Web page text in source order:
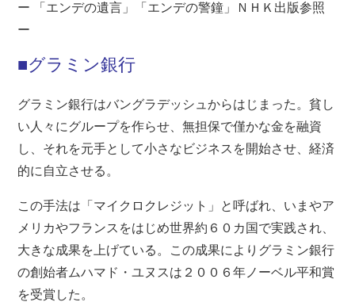
ー 「エンデの遺言」「エンデの警鐘」ＮＨＫ出版参照
ー
■グラミン銀行
グラミン銀行はバングラデッシュからはじまった。貧し
い人々にグループを作らせ、無担保で僅かな金を融資
し、それを元手として小さなビジネスを開始させ、経済
的に自立させる。
この手法は「マイクロクレジット」と呼ばれ、いまやア
メリカやフランスをはじめ世界約６０カ国で実践され、
大きな成果を上げている。この成果によりグラミン銀行
の創始者ムハマド・ユヌスは２００６年ノーベル平和賞
を受賞した。